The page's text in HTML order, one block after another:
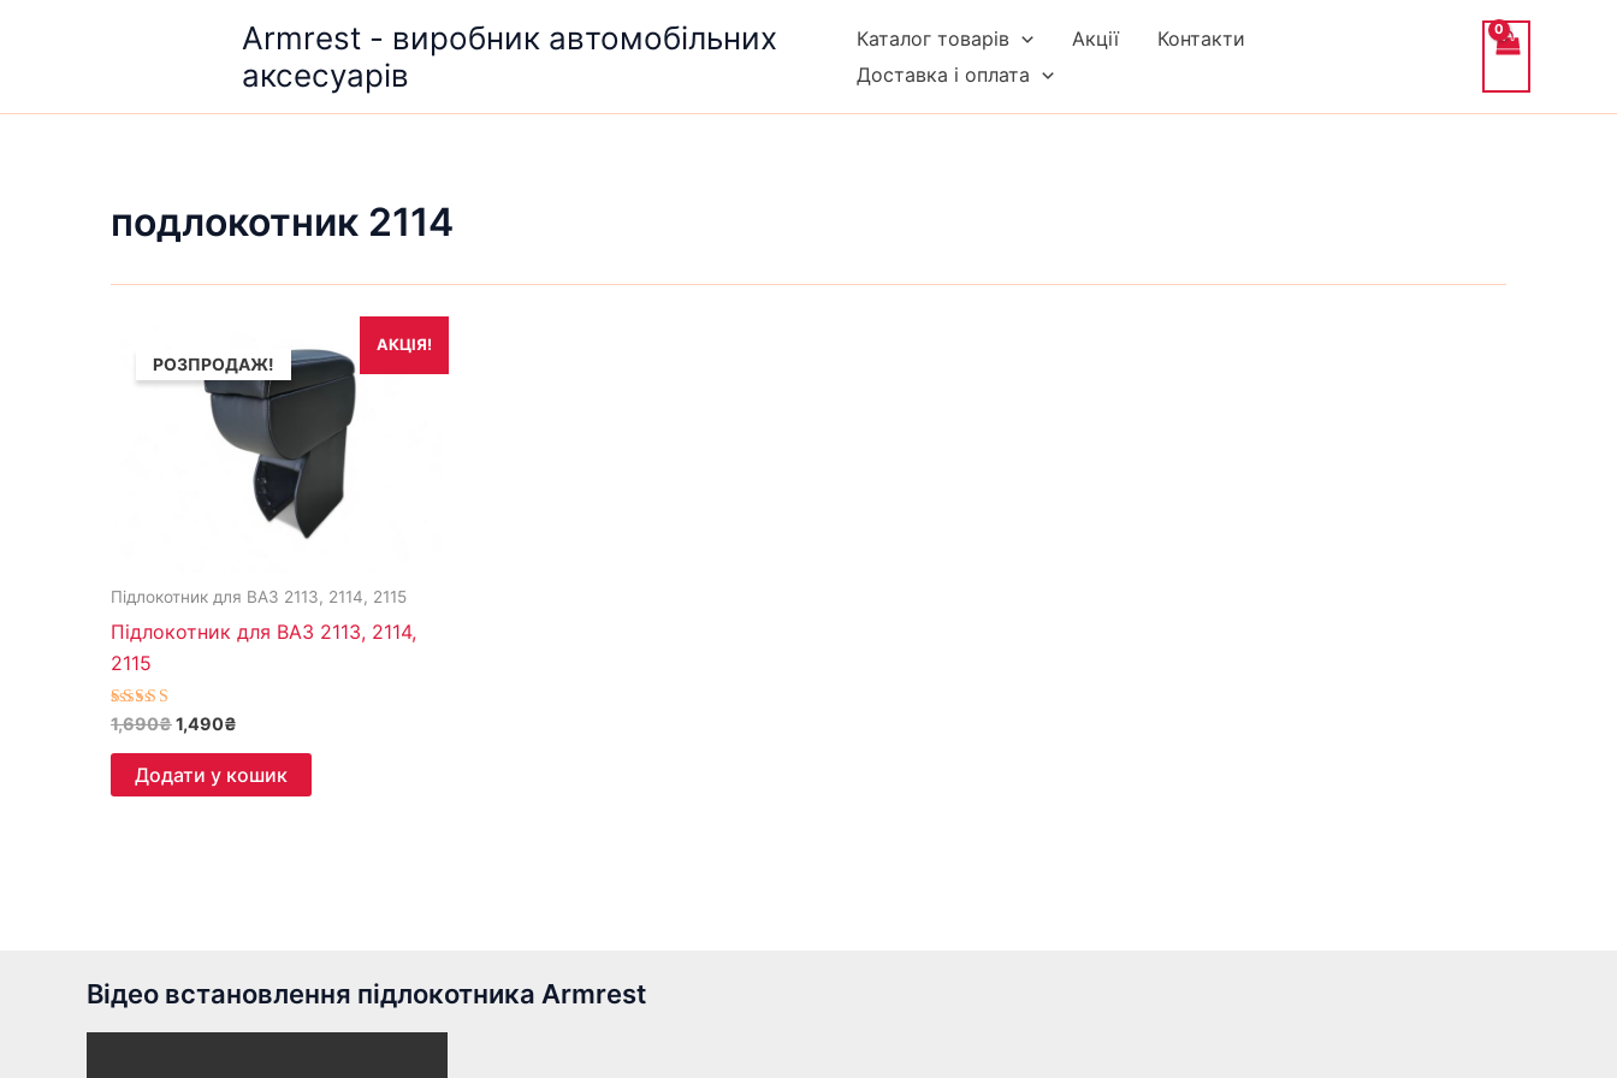
Armrest - виробник автомобільних
аксесуарів
Каталог товарів Акції
Контакти
Доставка і оплата
подлокотник 2114
АКЦІЯ!
РОЗПРОДАЖ!
Підлокотник для ВАЗ 2113, 2114, 2115
Підлокотник для ВАЗ 2113, 2114,
2115
Оцінено в
5.00
з 5
1,690₴
ціна:
1,690₴.
1,490₴
ціна:
1,490₴.
Додати у кошик
Відео встановлення підлокотника Armrest